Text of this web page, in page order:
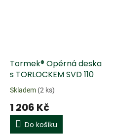
Tormek® Opěrná deska
s TORLOCKEM SVD 110
Skladem (2 ks)
1 206 Kč
Do košíku